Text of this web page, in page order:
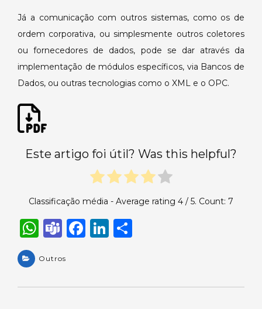
Já a comunicação com outros sistemas, como os de
ordem corporativa, ou simplesmente outros coletores
ou fornecedores de dados, pode se dar através da
implementação de módulos específicos, via Bancos de
Dados, ou outras tecnologias como o XML e o OPC.
Este artigo foi útil? Was this helpful?
Classificação média - Average rating 4 / 5. Count: 7
W
a
ts
T
a
m
F
e
Li
e e
Outros